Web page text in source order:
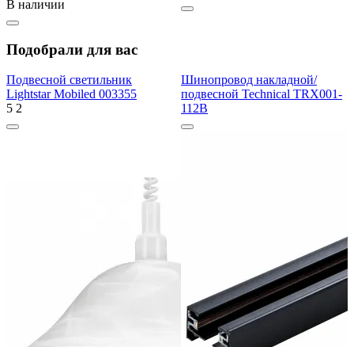
В наличии
Подобрали для вас
Подвесной светильник
Lightstar Mobiled 003355
5 2
Шинопровод накладной/
подвесной Technical TRX001-
112B